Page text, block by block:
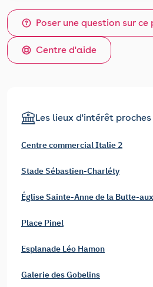
Poser une question sur ce
Centre d'aide
Les lieux d'intérêt
Centre commercial Italie 2
Stade Sébastien-Charléty
Église Sainte-Anne de la Butte-
Place Pinel
Esplanade Léo Hamon
Galerie des Gobelins